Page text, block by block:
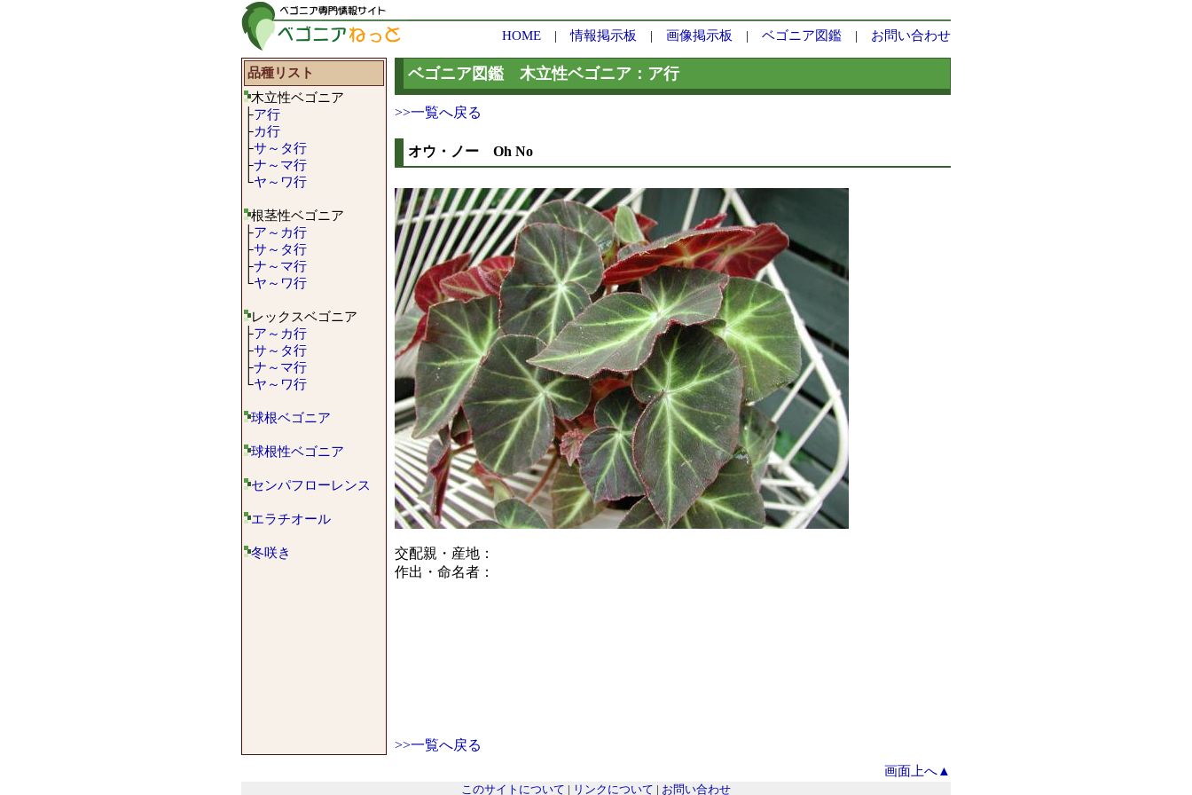
HOME |情報掲示板 | 画像掲示板 | ベゴニア図鑑 | お問い合わせ
品種リスト
木立性ベゴニア
├ア行
├カ行
├サ～タ行
├ナ～マ行
└ヤ～ワ行
根茎性ベゴニア
├ア～カ行
├サ～タ行
├ナ～マ行
└ヤ～ワ行
レックスベゴニア
├ア～カ行
├サ～タ行
├ナ～マ行
└ヤ～ワ行
球根ベゴニア
球根性ベゴニア
センパフローレンス
エラチオール
冬咲き
ベゴニア図鑑 木立性ベゴニア：ア行
>>一覧へ戻る
オウ・ノー Oh No
交配親・産地：
作出・命名者：
>>一覧へ戻る
画面上へ▲
このサイトについて | リンクについて | お問い合わせ